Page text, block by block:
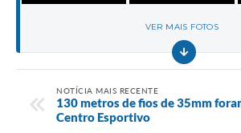
VER MAIS FOTOS
NOTÍCIA MAIS RECENTE
130 metros de fios de 35mm
Centro Esportivo